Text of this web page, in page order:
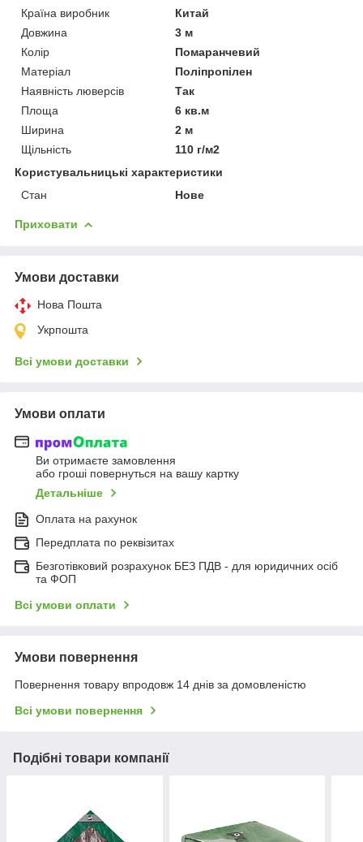
Країна виробник
Китай
Довжина
3 м
Колір
Помаранчевий
Матеріал
Поліпропілен
Наявність люверсів
Так
Площа
6 кв.м
Ширина
2 м
Щільність
110 г/м2
Користувальницькі характеристики
Стан
Нове
Приховати
Умови доставки
Нова Пошта
Укрпошта
Всі умови доставки
Умови оплати
Ви отримаєте замовлення
або гроші повернуться на вашу картку
Детальніше
Оплата на рахунок
Передплата по реквізитах
Безготівковий розрахунок БЕЗ ПДВ - для юридичних осіб
та ФОП
Всі умови оплати
Умови повернення
Повернення товару впродовж 14 днів за домовленістю
Всі умови повернення
Подібні товари компанії